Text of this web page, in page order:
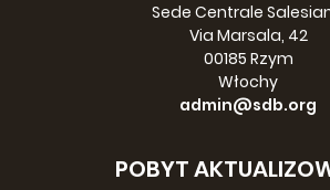
Sede Centrale
Via Marsala, 42
00185 Rzym
Włochy
admin@sdb.org
POBYT